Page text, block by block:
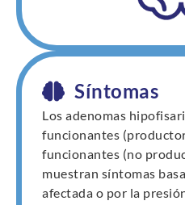
Síntomas
Los adenomas
funcionantes
funcionantes (no
muestran síntomas
afectada o por la